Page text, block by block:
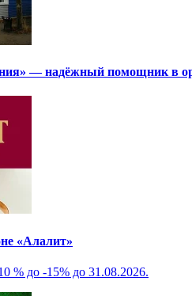
— надёжный помощник в
«Алалит»
% до -15% до 31.08.2026.